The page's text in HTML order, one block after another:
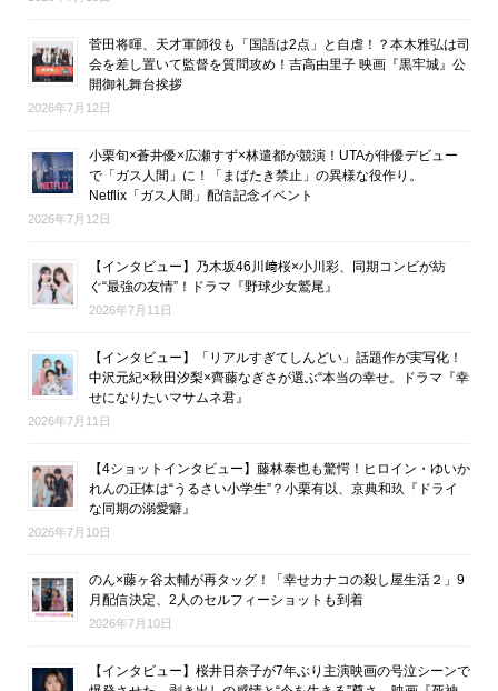
菅田将暉、天才軍師役も「国語は2点」と自虐！？本木雅弘は司
会を差し置いて監督を質問攻め！吉高由里子 映画『黒牢城』公
開御礼舞台挨拶
2026年7月12日
小栗旬×蒼井優×広瀬すず×林遣都が競演！UTAが俳優デビュー
で「ガス人間」に！「まばたき禁止」の異様な役作り。
Netflix「ガス人間」配信記念イベント
2026年7月12日
【インタビュー】乃木坂46川﨑桜×小川彩、同期コンビが紡
ぐ“最強の友情”！ドラマ『野球少女鷲尾』
2026年7月11日
【インタビュー】「リアルすぎてしんどい」話題作が実写化！
中沢元紀×秋田汐梨×齊藤なぎさが選ぶ“本当の幸せ。ドラマ『幸
せになりたいマサムネ君』
2026年7月11日
【4ショットインタビュー】藤林泰也も驚愕！ヒロイン・ゆいか
れんの正体は“うるさい小学生”？小栗有以、京典和玖『ドライ
な同期の溺愛癖』
2026年7月10日
のん×藤ヶ谷太輔が再タッグ！「幸せカナコの殺し屋生活２」9
月配信決定、2人のセルフィーショットも到着
2026年7月10日
【インタビュー】桜井日奈子が7年ぶり主演映画の号泣シーンで